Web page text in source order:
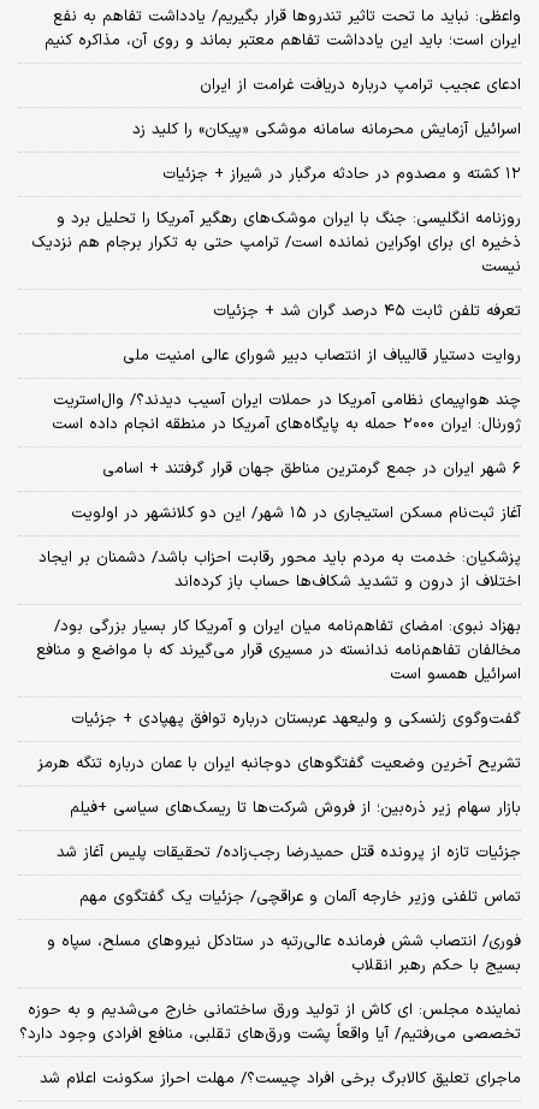
واعظی: نباید ما تحت تاثیر تندروها قرار بگیریم/ یادداشت تفاهم به نفع
ایران است؛ باید این یادداشت تفاهم معتبر بماند و روی آن، مذاکره کنیم
ادعای عجیب ترامپ درباره دریافت غرامت از ایران
اسرائیل آزمایش محرمانه سامانه موشکی «پیکان» را کلید زد
۱۲ کشته و مصدوم در حادثه مرگبار در شیراز + جزئیات
روزنامه انگلیسی: جنگ با ایران موشک‌های رهگیر آمریکا را تحلیل برد و
ذخیره ای برای اوکراین نمانده است/ ترامپ حتی به تکرار برجام هم نزدیک
نیست
تعرفه تلفن ثابت ۴۵ درصد گران شد + جزئیات
روایت دستیار قالیباف از انتصاب دبیر شورای عالی امنیت ملی
چند هواپیمای نظامی آمریکا در حملات ایران آسیب دیدند؟/ وال‌استریت
ژورنال: ایران ۲۰۰۰ حمله به پایگاه‌های آمریکا در منطقه انجام داده است
۶ شهر ایران در جمع گرمترین مناطق جهان قرار گرفتند + اسامی
آغاز ثبت‌نام مسکن استیجاری در ۱۵ شهر/ این دو کلانشهر در اولویت
پزشکیان: خدمت به مردم باید محور رقابت احزاب باشد/ دشمنان بر ایجاد
اختلاف از درون و تشدید شکاف‌ها حساب باز کرده‌اند
بهزاد نبوی: امضای تفاهم‌نامه میان ایران و آمریکا کار بسیار بزرگی بود/
مخالفان تفاهم‌نامه ندانسته در مسیری قرار می‌گیرند که با مواضع و منافع
اسرائیل همسو است
گفت‌وگوی زلنسکی و ولیعهد عربستان درباره توافق پهپادی + جزئیات
تشریح آخرین وضعیت گفتگوهای دوجانبه ایران با عمان درباره تنگه هرمز
بازار سهام زیر ذره‌بین؛ از فروش شرکت‌ها تا ریسک‌های سیاسی +فیلم
جزئیات تازه از پرونده قتل حمیدرضا رجب‌زاده/ تحقیقات پلیس آغاز شد
تماس تلفنی وزیر خارجه آلمان و عراقچی/ جزئیات یک گفتگوی مهم
فوری/ انتصاب شش فرمانده عالی‌رتبه در ستادکل نیروهای مسلح، سپاه و
بسیج با حکم رهبر انقلاب
نماینده مجلس: ای‌ کاش از تولید ورق ساختمانی خارج می‌شدیم و به حوزه
تخصصی می‌رفتیم/ آیا واقعاً پشت ورق‌های تقلبی، منافع افرادی وجود دارد؟
ماجرای تعلیق کالابرگ برخی افراد چیست؟/ مهلت احراز سکونت اعلام شد